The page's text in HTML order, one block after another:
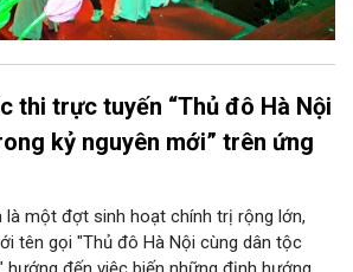
thi trực tuyến “Thủ đô Hà Nội
kỷ nguyên mới” trên ứng
là một đợt sinh hoạt chính trị rộng lớn,
tên gọi "Thủ đô Hà Nội cùng dân tộc